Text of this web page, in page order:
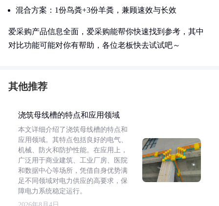
混合方案：1份鸟粪+3份羊粪，兼顾速效与长效
爱采购产品信息全面，爱采购能帮你快速找到参考，其中
对比功能可能对你有帮助，各位老板快去试试吧～
其他推荐
浇筑母线槽的特点和应用领域
本文详细介绍了浇筑母线槽的特点和
应用领域。其特点包括良好的电气、
机械、防火和防护性能。在应用上，
广泛用于商业建筑、工业厂房、医院
和数据中心等场所，凭借自身优势满
足不同领域对电力供应的高要求，保
障电力系统稳定运行。